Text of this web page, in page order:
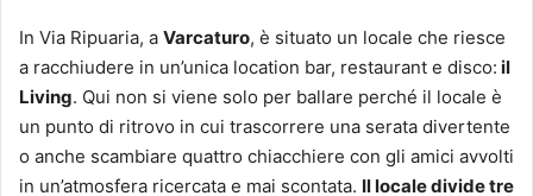
In Via Ripuaria, a Varcaturo, è situato un locale che riesce
a racchiudere in un’unica location bar, restaurant e disco: il
Living. Qui non si viene solo per ballare perché il locale è
un punto di ritrovo in cui trascorrere una serata divertente
o anche scambiare quattro chiacchiere con gli amici avvolti
in un’atmosfera ricercata e mai scontata. Il locale divide tre